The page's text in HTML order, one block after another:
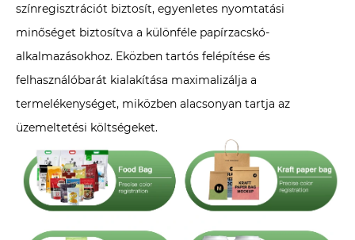
színregisztrációt biztosít, egyenletes nyomtatási
minőséget biztosítva a különféle papírzacskó-
alkalmazásokhoz. Eközben tartós felépítése és
felhasználóbarát kialakítása maximalizálja a
termelékenységet, miközben alacsonyan tartja az
üzemeltetési költségeket.